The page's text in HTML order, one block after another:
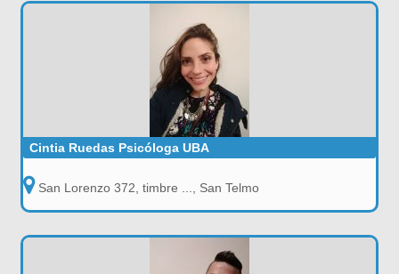
Cintia Ruedas Psicóloga UBA
San Lorenzo 372, timbre ..., San Telmo